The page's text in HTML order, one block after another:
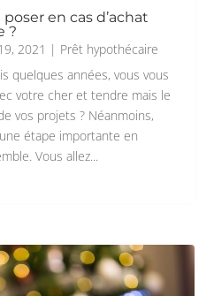
en cas d’achat
?
2021 | Prêt hypothécaire
quelques années, vous vous
votre cher et tendre mais le
vos projets ? Néanmoins,
étape importante en
Vous allez...